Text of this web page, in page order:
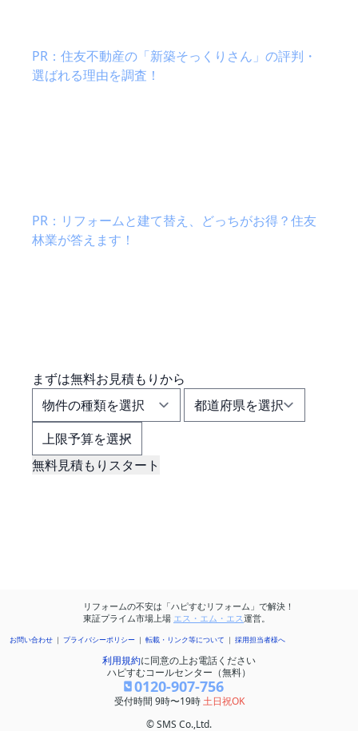
PR：住友不動産の「新築そっくりさん」の評判・
選ばれる理由を調査！
PR：リフォームと建て替え、どっちがお得？住友
林業が答えます！
まずは無料お見積もりから
無料見積もりスタート
リフォームの不安は「ハピすむリフォーム」で解決！
東証プライム市場上場 エス・エム・エス運営。
お問い合わせ プライバシーポリシー 転載・リンク等について 採用担当者様へ
利用規約に同意の上お電話ください
ハピすむコールセンター（無料）
0120-907-756
受付時間 9時〜19時土日祝OK
© SMS Co.,Ltd.